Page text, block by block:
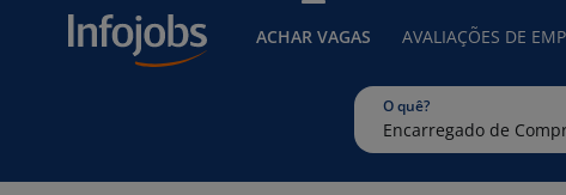
ACHAR VAGAS AVALIAÇÕES DE
O quê?